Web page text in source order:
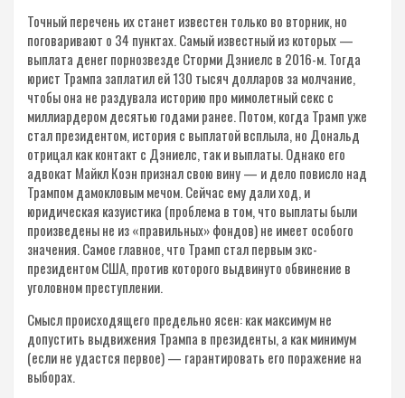
Точный перечень их станет известен только во вторник, но
поговаривают о 34 пунктах. Самый известный из которых —
выплата денег порнозвезде Сторми Дэниелс в 2016-м. Тогда
юрист Трампа заплатил ей 130 тысяч долларов за молчание,
чтобы она не раздувала историю про мимолетный секс с
миллиардером десятью годами ранее. Потом, когда Трамп уже
стал президентом, история с выплатой всплыла, но Дональд
отрицал как контакт с Дэниелс, так и выплаты. Однако его
адвокат Майкл Коэн признал свою вину — и дело повисло над
Трампом дамокловым мечом. Сейчас ему дали ход, и
юридическая казуистика (проблема в том, что выплаты были
произведены не из «правильных» фондов) не имеет особого
значения. Самое главное, что Трамп стал первым экс-
президентом США, против которого выдвинуто обвинение в
уголовном преступлении.
Смысл происходящего предельно ясен: как максимум не
допустить выдвижения Трампа в президенты, а как минимум
(если не удастся первое) — гарантировать его поражение на
выборах.